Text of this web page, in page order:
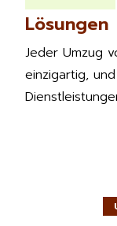
Lösungen
Jeder Umzug
einzigartig,